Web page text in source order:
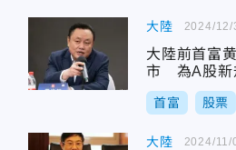
大陸
大陸前首富
市 為A股新
首富 股票
2024/
大陸 2024/11/